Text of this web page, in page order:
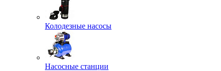
Колодезные насосы
Насосные станции